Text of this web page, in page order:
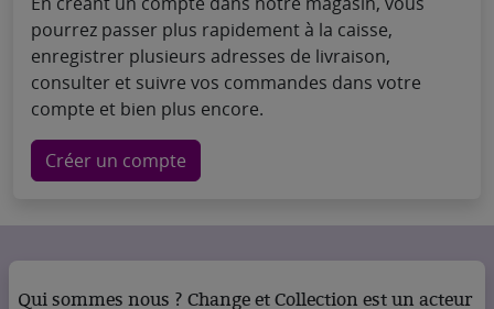
pourrez passer plus rapidement à la caisse,
enregistrer plusieurs adresses de livraison,
consulter et suivre vos commandes dans votre
compte et bien plus encore.
Créer un compte
Qui sommes nous ? Change et Collection est un acteur